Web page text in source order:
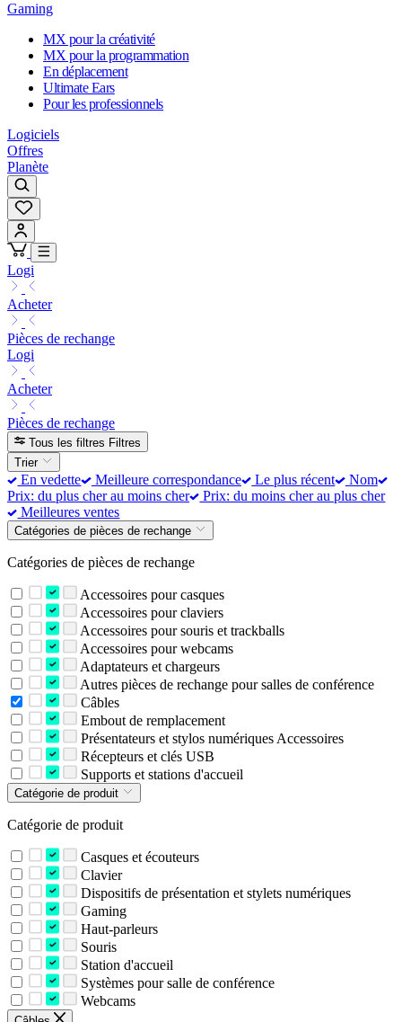
Gaming
MX pour la créativité
MX pour la programmation
En déplacement
Ultimate Ears
Pour les professionnels
Logiciels
Offres
Planète
Logi
Acheter
Pièces de rechange
Logi
Acheter
Pièces de rechange
Tous les filtres Filtres
Trier
En vedette Meilleure correspondance Le plus récent
Nom
Prix: du plus cher au moins cher
Prix: du moins cher au plus cher
Meilleures ventes
Catégories de pièces de rechange
Catégories de pièces de rechange
Accessoires pour casques
Accessoires pour claviers
Accessoires pour souris et trackballs
Accessoires pour webcams
Adaptateurs et chargeurs
Autres pièces de rechange pour salles de conférence
Câbles
Embout de remplacement
Présentateurs et stylos numériques Accessoires
Récepteurs et clés USB
Supports et stations d'accueil
Catégorie de produit
Catégorie de produit
Casques et écouteurs
Clavier
Dispositifs de présentation et stylets numériques
Gaming
Haut-parleurs
Souris
Station d'accueil
Systèmes pour salle de conférence
Webcams